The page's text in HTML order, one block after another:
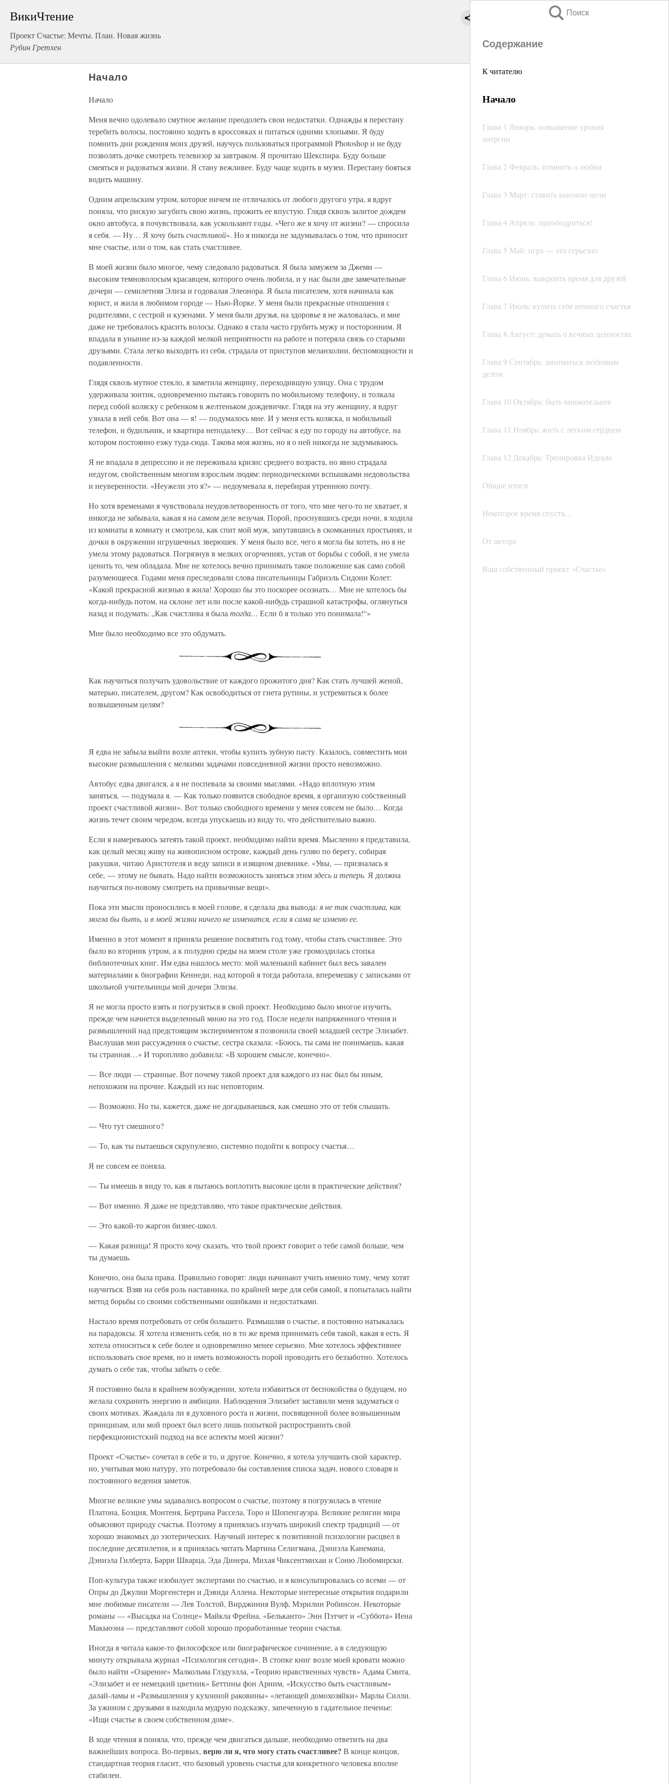
ВикиЧтение
Проект Счастье: Мечты. План. Новая жизнь
Рубин Гретхен
Поиск
Содержание
К читателю
Начало
Глава 1 Январь: повышение уровня
энергии
Глава 2 Февраль: помнить о любви
Глава 3 Март: ставить высокие цели
Глава 4 Апрель: приободриться!
Глава 5 Май: игра — это серьезно
Глава 6 Июнь: выкроить время для друзей
Глава 7 Июль: купить себе немного счастья
Глава 8 Август: думать о вечных ценностях
Глава 9 Сентябрь: заниматься любимым
делом
Глава 10 Октябрь: быть внимательнее
Глава 11 Ноябрь: жить с легким сердцем
Глава 12 Декабрь: Тренировка Идеала
Общие итоги
Некоторое время спустя…
От автора
Ваш собственный проект «Счастье»
Начало
Начало
Меня вечно одолевало смутное желание преодолеть свои недостатки. Однажды я перестану
теребить волосы, постоянно ходить в кроссовках и питаться одними хлопьями. Я буду
помнить дни рождения моих друзей, научусь пользоваться программой Photoshop и не буду
позволять дочке смотреть телевизор за завтраком. Я прочитаю Шекспира. Буду больше
смеяться и радоваться жизни. Я стану вежливее. Буду чаще ходить в музеи. Перестану бояться
водить машину.
Одним апрельским утром, которое ничем не отличалось от любого другого утра, я вдруг
поняла, что рискую загубить свою жизнь, прожить ее впустую. Глядя сквозь залитое дождем
окно автобуса, я почувствовала, как ускользают годы. «Чего же я хочу от жизни? — спросила
я себя. — Ну… Я хочу бытьсчастливой». Но я никогда не задумывалась о том, что приносит
мне счастье, или о том, как стать счастливее.
В моей жизни было многое, чему следовало радоваться. Я была замужем за Джеми —
высоким темноволосым красавцем, которого очень любила, и у нас были две замечательные
дочери — семилетняя Элиза и годовалая Элеонора. Я была писателем, хотя начинала как
юрист, и жила в любимом городе — Нью-Йорке. У меня были прекрасные отношения с
родителями, с сестрой и кузенами. У меня были друзья, на здоровье я не жаловалась, и мне
даже не требовалось красить волосы. Однако я стала часто грубить мужу и посторонним. Я
впадала в уныние из-за каждой мелкой неприятности на работе и потеряла связь со старыми
друзьями. Стала легко выходить из себя, страдала от приступов меланхолии, беспомощности и
подавленности.
Глядя сквозь мутное стекло, я заметила женщину, переходившую улицу. Она с трудом
удерживала зонтик, одновременно пытаясь говорить по мобильному телефону, и толкала
перед собой коляску с ребенком в желтеньком дождевичке. Глядя на эту женщину, я вдруг
узнала в ней себя. Вот она — я! — подумалось мне. И у меня есть коляска, и мобильный
телефон, и будильник, и квартира неподалеку… Вот сейчас я еду по городу на автобусе, на
котором постоянно езжу туда-сюда. Такова моя жизнь, но я о ней никогда не задумываюсь.
Я не впадала в депрессию и не переживала кризис среднего возраста, но явно страдала
недугом, свойственным многим взрослым людям: периодическими вспышками недовольства
и неуверенности. «Неужели это я?» — недоумевала я, перебирая утреннюю почту.
Но хотя временами я чувствовала неудовлетворенность от того, что мне чего-то не хватает, я
никогда не забывала, какая я на самом деле везучая. Порой, проснувшись среди ночи, я ходила
из комнаты в комнату и смотрела, как спит мой муж, запутавшись в скомканных простынях, и
дочки в окружении игрушечных зверюшек. У меня было все, чего я могла бы хотеть, но я не
умела этому радоваться. Погрязнув в мелких огорчениях, устав от борьбы с собой, я не умела
ценить то, чем обладала. Мне не хотелось вечно принимать такое положение как само собой
разумеющееся. Годами меня преследовали слова писательницы Габриэль Сидони Колет:
«Какой прекрасной жизнью я жила! Хорошо бы это поскорее осознать… Мне не хотелось бы
когда-нибудь потом, на склоне лет или после какой-нибудь страшной катастрофы, оглянуться
назад и подумать: „Как счастлива я была тогда… Если б я только это понимала!“»
Мне было необходимо все это обдумать.
Как научиться получать удовольствие от каждого прожитого дня? Как стать лучшей женой,
матерью, писателем, другом? Как освободиться от гнета рутины, и устремиться к более
возвышенным целям?
Я едва не забыла выйти возле аптеки, чтобы купить зубную пасту. Казалось, совместить мои
высокие размышления с мелкими задачами повседневной жизни просто невозможно.
Автобус едва двигался, а я не поспевала за своими мыслями. «Надо вплотную этим
заняться, — подумала я. — Как только появится свободное время, я организую собственный
проект счастливой жизни». Вот только свободного времени у меня совсем не было… Когда
жизнь течет своим чередом, всегда упускаешь из виду то, что действительно важно.
Если я намереваюсь затеять такой проект, необходимо найти время. Мысленно я представила,
как целый месяц живу на живописном острове, каждый день гуляю по берегу, собирая
ракушки, читаю Аристотеля и веду записи в изящном дневнике. «Увы, — призналась я
себе, — этому не бывать. Надо найти возможность заняться этимздесь и теперь. Я должна
научиться по-новому смотреть на привычные вещи».
Пока эти мысли проносились в моей голове, я сделала два вывода: я не так счастлива, как
могла бы быть, и в моей жизни ничего не изменится, если я сама не изменю ее.
Именно в этот момент я приняла решение посвятить год тому, чтобы стать счастливее. Это
было во вторник утром, а к полудню среды на моем столе уже громоздилась стопка
библиотечных книг. Им едва нашлось место: мой маленький кабинет был весь завален
материалами к биографии Кеннеди, над которой я тогда работала, вперемешку с записками от
школьной учительницы мой дочери Элизы.
Я не могла просто взять и погрузиться в свой проект. Необходимо было многое изучить,
прежде чем начнется выделенный мною на это год. После недели напряженного чтения и
размышлений над предстоящим экспериментом я позвонила своей младшей сестре Элизабет.
Выслушав мои рассуждения о счастье, сестра сказала: «Боюсь, ты сама не понимаешь, какая
ты странная…» И торопливо добавила: «В хорошем смысле, конечно».
— Все люди — странные. Вот почему такой проект для каждого из нас был бы иным,
непохожим на прочие. Каждый из нас неповторим.
— Возможно. Но ты, кажется, даже не догадываешься, как смешно это от тебя слышать.
— Что тут смешного?
— То, как ты пытаешься скрупулезно, системно подойти к вопросу счастья…
Я не совсем ее поняла.
— Ты имеешь в виду то, как я пытаюсь воплотить высокие цели в практические действия?
— Вот именно. Я даже не представляю, что такое практические действия.
— Это какой-то жаргон бизнес-школ.
— Какая разница! Я просто хочу сказать, что твой проект говорит о тебе самой больше, чем
ты думаешь.
Конечно, она была права. Правильно говорят: люди начинают учить именно тому, чему хотят
научиться. Взяв на себя роль наставника, по крайней мере для себя самой, я попыталась найти
метод борьбы со своими собственными ошибками и недостатками.
Настало время потребовать от себя большего. Размышляя о счастье, я постоянно натыкалась
на парадоксы. Я хотела изменить себя, но в то же время принимать себя такой, какая я есть. Я
хотела относиться к себе более и одновременно менее серьезно. Мне хотелось эффективнее
использовать свое время, но и иметь возможность порой проводить его беззаботно. Хотелось
думать о себе так, чтобы забыть о себе.
Я постоянно была в крайнем возбуждении, хотела избавиться от беспокойства о будущем, но
желала сохранить энергию и амбиции. Наблюдения Элизабет заставили меня задуматься о
своих мотивах. Жаждала ли я духовного роста и жизни, посвященной более возвышенным
принципам, или мой проект был всего лишь попыткой распространить свой
перфекционистский подход на все аспекты моей жизни?
Проект «Счастье» сочетал в себе и то, и другое. Конечно, я хотела улучшить свой характер,
но, учитывая мою натуру, это потребовало бы составления списка задач, нового словаря и
постоянного ведения заметок.
Многие великие умы задавались вопросом о счастье, поэтому я погрузилась в чтение
Платона, Боэция, Монтеня, Бертрана Рассела, Торо и Шопенгауэра. Великие религии мира
объясняют природу счастья. Поэтому я принялась изучать широкий спектр традиций — от
хорошо знакомых до эзотерических. Научный интерес к позитивной психологии расцвел в
последние десятилетия, и я принялась читать Мартина Селигмана, Дэниэла Канемана,
Дэниэла Гилберта, Барри Шварца, Эда Динера, Михая Чиксентмихаи и Соню Любомирски.
Поп-культура также изобилует экспертами по счастью, и я консультировалась со всеми — от
Опры до Джулии Моргенстерн и Дэвида Аллена. Некоторые интересные открытия подарили
мне любимые писатели — Лев Толстой, Вирджиния Вулф, Мэрилин Робинсон. Некоторые
романы — «Высадка на Солнце» Майкла Фрейна, «Бельканто» Энн Пэтчет и «Суббота» Иена
Макьюэна — представляют собой хорошо проработанные теории счастья.
Иногда я читала какое-то философское или биографическое сочинение, а в следующую
минуту открывала журнал «Психология сегодня». В стопке книг возле моей кровати можно
было найти «Озарение» Малкольма Глэдуэлла, «Теорию нравственных чувств» Адама Смита,
«Элизабет и ее немецкий цветник» Беттины фон Арним, «Искусство быть счастливым»
далай-ламы и «Размышления у кухонной раковины» «летающей домохозяйки» Марлы Силли.
За ужином с друзьями я находила мудрую подсказку, запеченную в гадательное печенье:
«Ищи счастье в своем собственном доме».
В ходе чтения я поняла, что, прежде чем двигаться дальше, необходимо ответить на два
важнейших вопроса. Во-первых, верю ли я, что могу стать счастливее? В конце концов,
стандартная теория гласит, что базовый уровень счастья для конкретного человека вполне
стабилен.